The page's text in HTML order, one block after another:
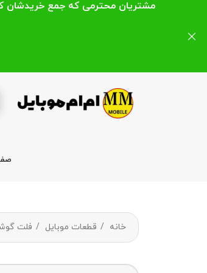
خانه قطعات موبایل فلت